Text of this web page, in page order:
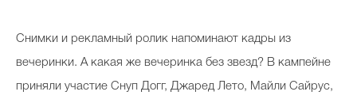
Снимки и рекламный ролик напоминают кадры из
вечеринки. А какая же вечеринка без звезд? В кампейне
приняли участие Снуп Догг, Джаред Лето, Майли Сайрус,